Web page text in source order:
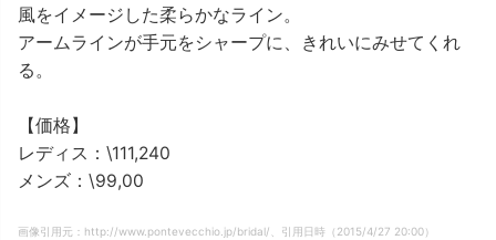
風をイメージした柔らかなライン。
アームラインが手元をシャープに、きれいにみせてくれ
る。
【価格】
レディス：\111,240
メンズ：\99,00
画像引用元：http://www.pontevecchio.jp/bridal/、引用日時（2015/4/27 20:00）